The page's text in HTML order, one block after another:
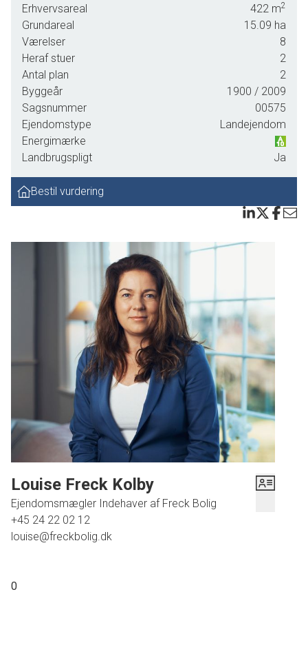
en fremvisning har været en fornøjelse.
Går du i salgstanker, så kontakt Louise på telefon 24220212
Intet er for stort eller småt til os og hos os får alle boliger særbehandling.
Erhvervsareal 422 m2
Grundareal 15.09 ha
Værelser
8
Heraf stuer
2
Antal plan
2
Byggeår
1900 / 2009
Sagsnummer
00575
Ejendomstype
Landejendom
Energimærke
Landbrugspligt
Ja
Bestil vurdering
Louise Freck Kolby
Ejendomsmægler Indehaver af Freck Bolig
+45 24 22 02 12
louise@freckbolig.dk
0